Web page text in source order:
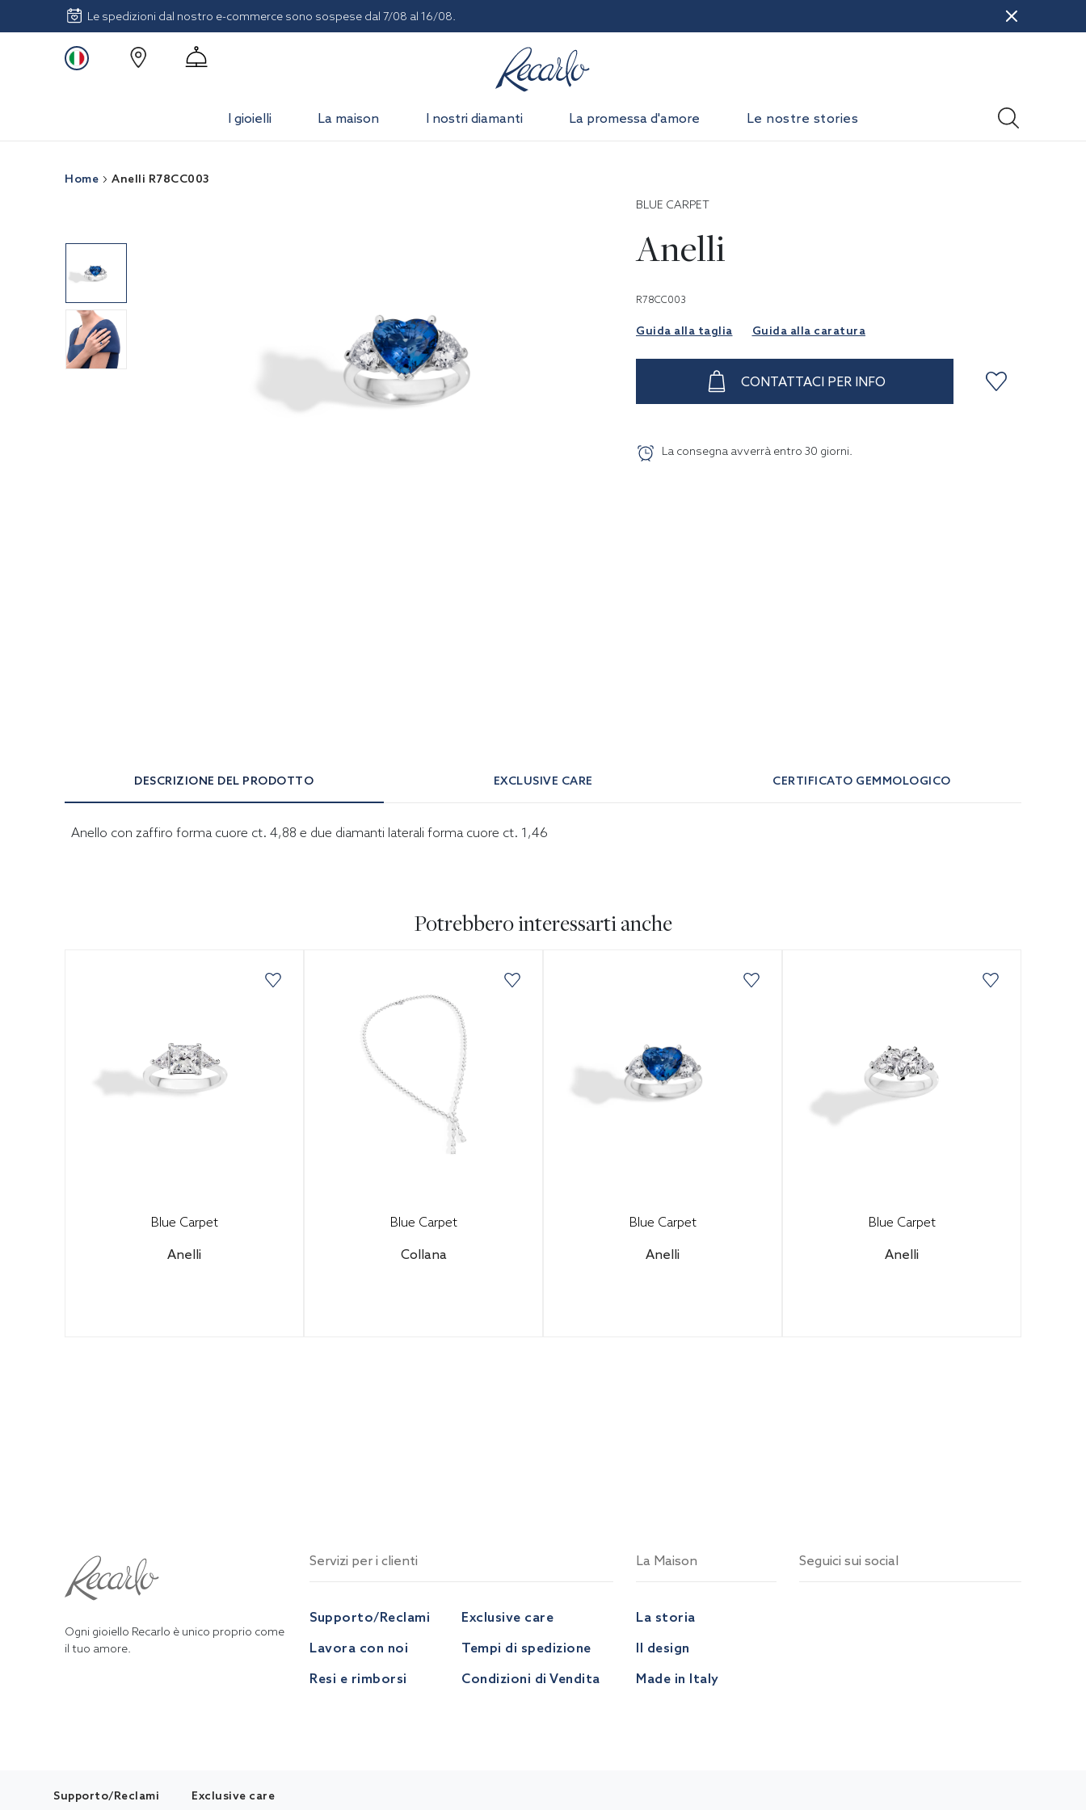
Le spedizioni dal nostro e-commerce sono sospese dal 7/08 al 16/08.
I gioielli La maison I nostri diamanti La promessa d'amore Le nostre stories
Home
Anelli R78CC003
BLUE CARPET
Anelli
R78CC003
Guida alla taglia Guida alla caratura
CONTATTACI PER INFO
La consegna avverrà entro 30 giorni.
DESCRIZIONE DEL PRODOTTO EXCLUSIVE CARE CERTIFICATO GEMMOLOGICO
Anello con zaffiro forma cuore ct. 4,88 e due diamanti laterali forma cuore ct. 1,46
Potrebbero interessarti anche
Blue Carpet
Anelli
Blue Carpet
Collana
Blue Carpet
Anelli
Blue Carpet
Anelli
Ogni gioiello Recarlo è unico proprio come
il tuo amore.
Servizi per i clienti
Supporto/Reclami
Exclusive care
Lavora con noi
Tempi di spedizione
Resi e rimborsi
Condizioni di Vendita
La Maison
La storia
Il design
Made in Italy
Seguici sui social
Supporto/Reclami Exclusive care